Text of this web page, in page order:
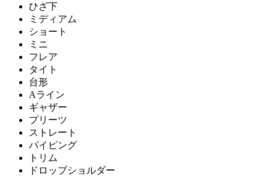
ひざ下
ミディアム
ショート
ミニ
フレア
タイト
台形
Aライン
ギャザー
プリーツ
ストレート
パイピング
トリム
ドロップショルダー